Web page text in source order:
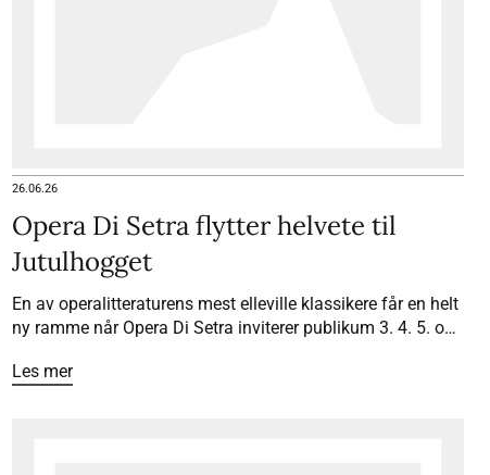
26.06.26
Opera Di Setra flytter helvete til
Jutulhogget
En av operalitteraturens mest elleville klassikere får en helt
ny ramme når Opera Di Setra inviterer publikum 3. 4. 5. og
Jutulhogget som underverden, lokale sagn og spektakulær
Les mer